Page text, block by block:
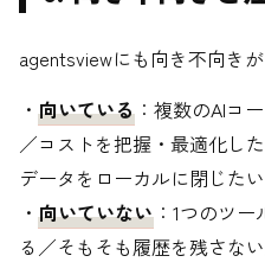
agentsviewにも向き不向きが
・ 向いている ：複数のAIコ
／コストを把握・最適化し
データをローカルに閉じたい
・ 向いていない ：1つのツ
る／そもそも履歴を残さな